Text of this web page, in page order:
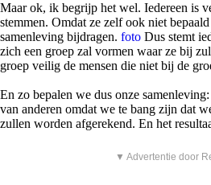
Maar ok, ik begrijp het wel. Iedereen is
stemmen. Omdat ze zelf ook niet
samenleving bijdragen. foto Dus stemt
zich een groep zal vormen waar ze bij
groep veilig de mensen die niet bij de
En zo bepalen we dus onze
van anderen omdat we te bang zijn dat
zullen worden afgerekend. En het
▼ Advertentie door